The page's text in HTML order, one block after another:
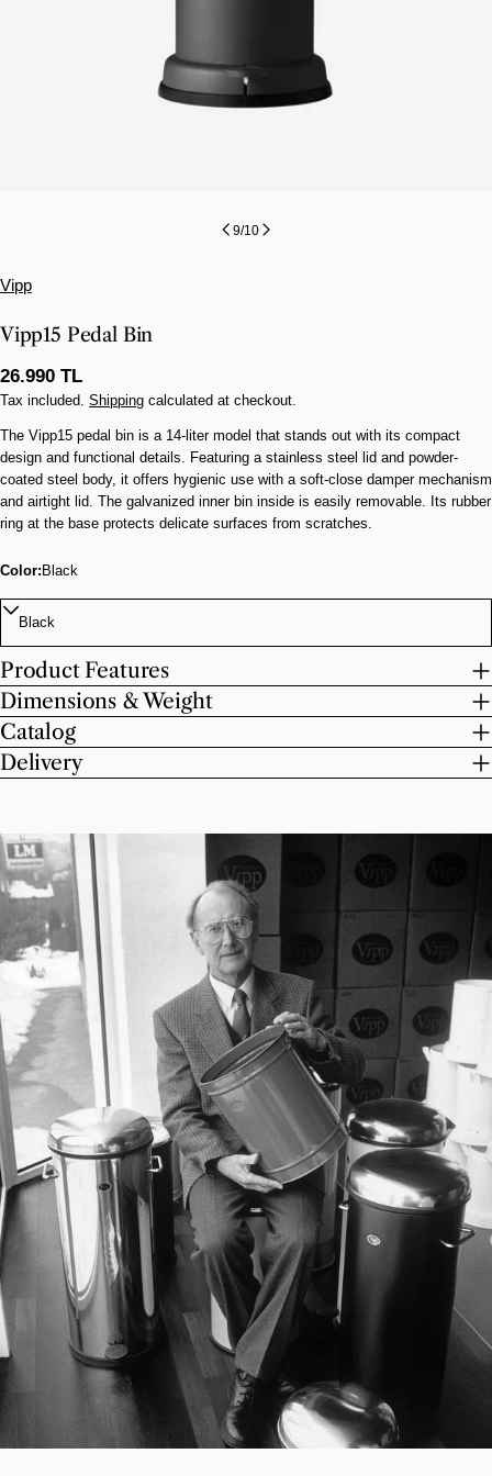
9/10
Vipp
Vipp15 Pedal Bin
Regular
price
26.990 TL
Tax included. Shipping calculated at checkout.
The Vipp15 pedal bin is a 14-liter model that stands out with its compact
design and functional details. Featuring a stainless steel lid and powder-
coated steel body, it offers hygienic use with a soft-close damper mechanism
and airtight lid. The galvanized inner bin inside is easily removable. Its rubber
ring at the base protects delicate surfaces from scratches.
Color: Black
Product Features
Dimensions & Weight
Catalog
Delivery